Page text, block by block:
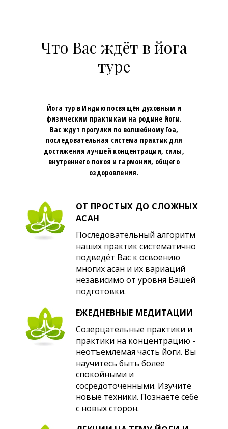
Что Вас ждёт в йога
туре
Йога тур в Индию посвящён духовным и
физическим практикам на родине йоги.
Вас ждут прогулки по волшебному Гоа,
последовательная система практик для
достижения лучшей концентрации, силы,
внутреннего покоя и гармонии, общего
оздоровления.
ОТ ПРОСТЫХ ДО СЛОЖНЫХ
АСАН
Последовательный алгоритм
наших практик систематично
подведёт Вас к освоению
многих асан и их вариаций
независимо от уровня Вашей
подготовки.
ЕЖЕДНЕВНЫЕ МЕДИТАЦИИ
Созерцательные практики и
практики на концентрацию -
неотъемлемая часть йоги. Вы
научитесь быть более
спокойными и
сосредоточенными. Изучите
новые техники. Познаете себе
с новых сторон.